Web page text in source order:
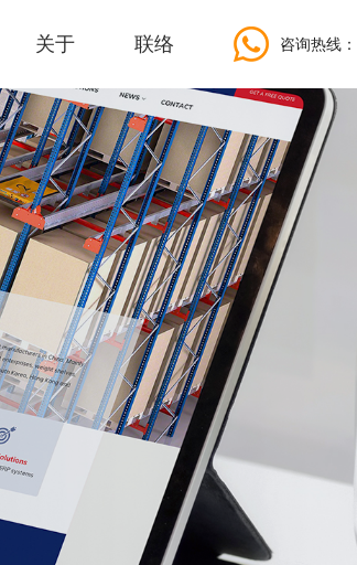
咨询热线：
关于 联络